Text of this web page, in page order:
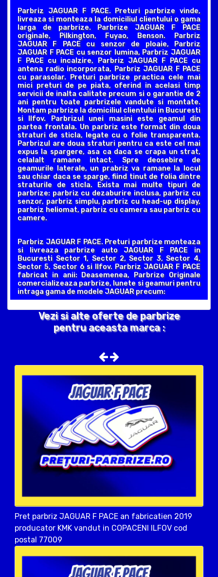
Parbriz JAGUAR F PACE. Preturi parbrize vinde,
livreaza si monteaza la domiciliul clientului o gama
larga de parbrize. Parbrize JAGUAR F PACE
originale, Pilkington, Fuyao, Benson. Parbriz
JAGUAR F PACE cu senzor de ploaie, Parbriz
JAGUAR F PACE cu senzor lumina, Parbriz JAGUAR
F PACE cu incalzire, Parbriz JAGUAR F PACE cu
antena radio incorporata, Parbriz JAGUAR F PACE
cu parasolar. Preturi parbrize practica cele mai
mici preturi de pe piata, oferind in acelasi timp
servicii de inalta calitate precum si o garantie de 2
ani pentru toate parbrizele vandute si montate.
Montam parbrize la domiciliul clientului in Bucuresti
si Ilfov. Parbrizul unei masini este geamul din
partea frontala. Un parbriz este format din doua
straturi de sticla, legate cu o folie transparenta.
Parbrizul are doua straturi pentru ca este cel mai
expus la spargere, asa ca daca se crapa un strat,
celalalt ramane intact. Spre deosebire de
geamurile laterale, un prabriz va ramane la locul
sau chiar daca se sparge, fiind tinut de folia dintre
straturile de sticla. Exista mai multe tipuri de
parbrize: parbriz cu dezaburire inclusa, parbriz cu
senzor, parbriz simplu, parbriz cu head-up display,
parbriz heliomat, parbriz cu camera sau parbriz cu
camere.
Parbriz JAGUAR F PACE. Preturi parbrize monteaza
si livreaza parbrize auto JAGUAR F PACE in
Bucuresti Sector 1, Sector 2, Sector 3, Sector 4,
Sector 5, Sector 6 si Ilfov. Parbriz JAGUAR F PACE
fabricat in anii: Deasemenea, Parbrize Originale
comercializeaza parbrize, lunete si geamuri pentru
intraga gama de modele JAGUAR precum:
Vezi si alte oferte de parbrize
pentru aceasta marca :
Pret parbriz JAGUAR F PACE an fabricatien 2019
producator KMK vandut in COPACENI ILFOV cod
postal 77009